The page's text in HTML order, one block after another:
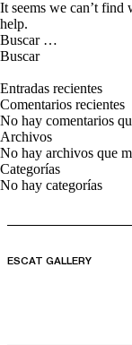
It seems we can’t find
help.
Buscar:
Buscar
Entradas recientes
Comentarios recientes
No hay comentarios
Archivos
No hay archivos que
Categorías
No hay categorías
ESCAT GALLERY